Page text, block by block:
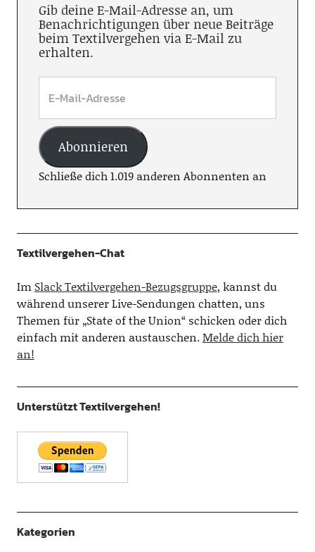
Gib deine E-Mail-Adresse an, um
Benachrichtigungen über neue Beiträge
beim Textilvergehen via E-Mail zu
erhalten.
Abonnieren
Schließe dich 1.019 anderen Abonnenten an
Textilvergehen-Chat
Im Slack Textilvergehen-Bezugsgruppe, kannst du
während unserer Live-Sendungen chatten, uns
Themen für „State of the Union“ schicken oder dich
einfach mit anderen austauschen.Melde dich hier
an!
Unterstützt Textilvergehen!
Kategorien